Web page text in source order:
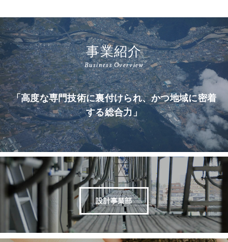
事業紹介
Business Overview
「高度な専門技術に裏付けられ、かつ地域に密着
する総合力」
設計事業部